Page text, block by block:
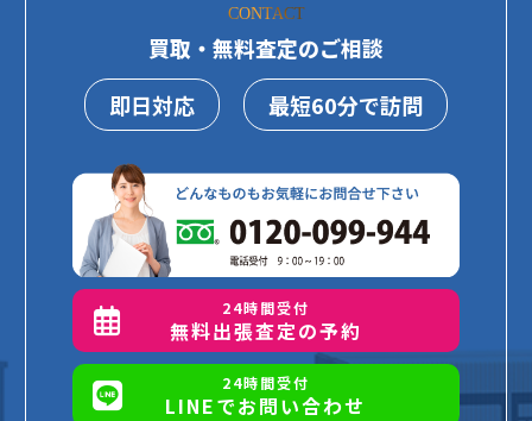
CONTACT
買取・無料査定のご相談
即日対応
最短60分で訪問
24時間受付
無料出張査定の予約
24時間受付
LINEでお問い合わせ